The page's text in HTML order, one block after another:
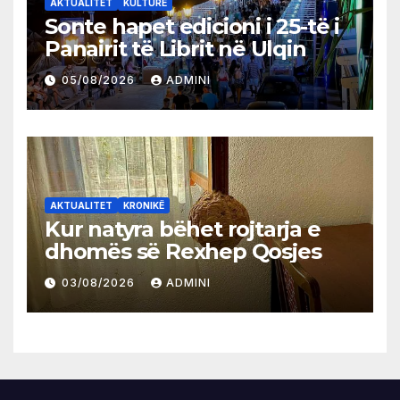
AKTUALITET KULTURË
Sonte hapet edicioni i 25-të i
Panairit të Librit në Ulqin
05/08/2026 ADMINI
AKTUALITET KRONIKË
Kur natyra bëhet rojtarja e
dhomës së Rexhep Qosjes
03/08/2026 ADMINI